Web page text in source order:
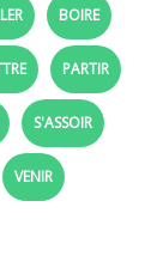
BOIRE
PARTIR
S'ASSOIR
VENIR